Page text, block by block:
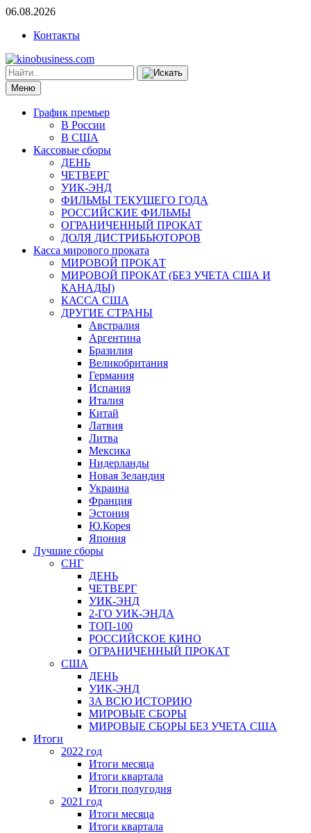
06.08.2026
Контакты
Меню
График премьер
В России
В США
Кассовые сборы
ДЕНЬ
ЧЕТВЕРГ
УИК-ЭНД
ФИЛЬМЫ ТЕКУЩЕГО ГОДА
РОССИЙСКИЕ ФИЛЬМЫ
ОГРАНИЧЕННЫЙ ПРОКАТ
ДОЛЯ ДИСТРИБЬЮТОРОВ
Касса мирового проката
МИРОВОЙ ПРОКАТ
МИРОВОЙ ПРОКАТ (БЕЗ УЧЕТА США И
КАНАДЫ)
КАССА США
ДРУГИЕ СТРАНЫ
Австралия
Аргентина
Бразилия
Великобритания
Германия
Испания
Италия
Китай
Латвия
Литва
Мексика
Нидерланды
Новая Зеландия
Украина
Франция
Эстония
Ю.Корея
Япония
Лучшие сборы
СНГ
ДЕНЬ
ЧЕТВЕРГ
УИК-ЭНД
2-ГО УИК-ЭНДА
ТОП-100
РОССИЙСКОЕ КИНО
ОГРАНИЧЕННЫЙ ПРОКАТ
США
ДЕНЬ
УИК-ЭНД
ЗА ВСЮ ИСТОРИЮ
МИРОВЫЕ СБОРЫ
МИРОВЫЕ СБОРЫ БЕЗ УЧЕТА США
Итоги
2022 год
Итоги месяца
Итоги квартала
Итоги полугодия
2021 год
Итоги месяца
Итоги квартала